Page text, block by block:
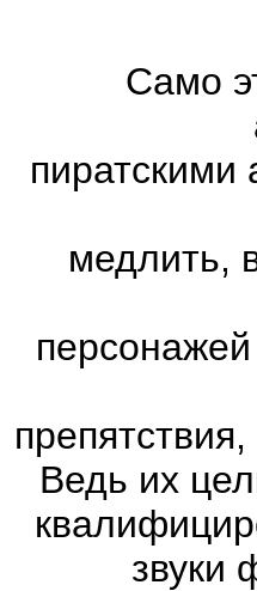
Само
пиратскими
медлить,
Ведь их
звуки